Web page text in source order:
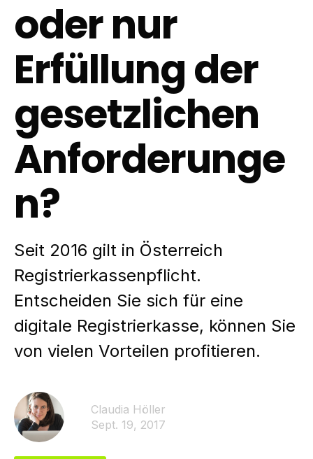
oder nur
Erfüllung der
gesetzlichen
Anforderunge
n?
Seit 2016 gilt in Österreich
Registrierkassenpflicht.
Entscheiden Sie sich für eine
digitale Registrierkasse, können Sie
von vielen Vorteilen profitieren.
Claudia Höller
Sept. 19, 2017